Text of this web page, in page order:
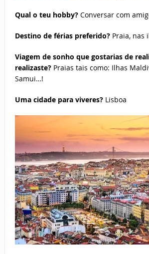
Qual o teu hobby?Conversar com
Destino de férias preferido? Praia, nas
Viagem de sonho que gostarias de
realizaste? Praias tais como: Ilhas
Samui…!
Uma cidade para viveres? Lisboa